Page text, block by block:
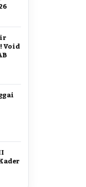
Void